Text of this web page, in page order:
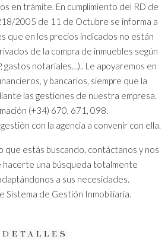
en trámite. En cumplimiento del RD de
2005 de 11 de Octubre se informa a
que en los precios indicados no están
de la compra de inmuebles según
gastos notariales…).. Le apoyaremos en
y bancarios, siempre que la
las gestiones de nuestra empresa.
(+34) 670, 671, 098.
con la agencia a convenir con ella.
que estás buscando, contáctanos y nos
hacerte una búsqueda totalmente
a sus necesidades.
Sistema de Gestión Inmobiliaria.
DETALLES